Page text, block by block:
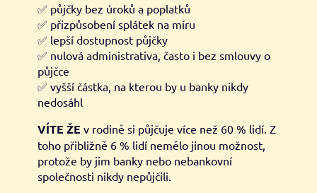
✅ půjčky bez úroků a poplatků
✅ přizpůsobení splátek na míru
✅ lepší dostupnost půjčky
✅ nulová administrativa, často i bez smlouvy o
půjčce
✅ vyšší částka, na kterou by u banky nikdy
nedosáhl
VÍTE ŽE v rodině si půjčuje více než 60 % lidí. Z
toho přibližně 6 % lidí nemělo jinou možnost,
protože by jim banky nebo nebankovní
společnosti nikdy nepůjčili.